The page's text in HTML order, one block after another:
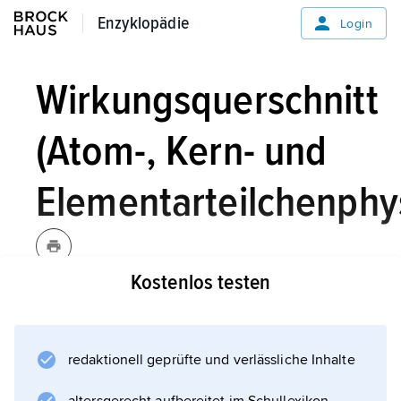
Enzyklopädie
Enzyklopädie Login
Wirkungsquerschnitt
(Atom-, Kern- und
Wirkungsquerschnitt,Atom-, Kern-
Formelzeichen σ,
Kostenlos testen
redaktionell geprüfte und verlässliche Inhalte